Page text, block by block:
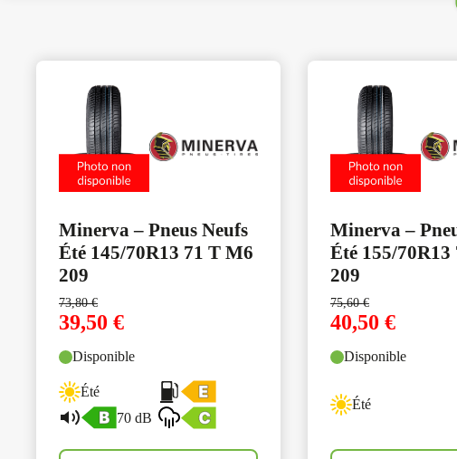
Minerva – Pneus Neufs
Été 145/70R13 71 T M6
209
73,80€
39,50 €
Disponible
Été
70 dB
Minerva –
Été 155/
209
75,60€
40,50 €
Disponible
Été